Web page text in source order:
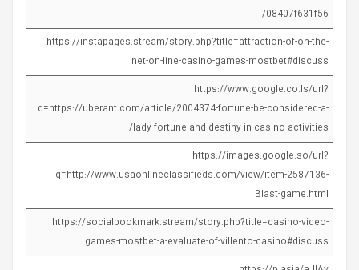
08407f631f56/
https://instapages.stream/story.php?title=attraction-of-on-the-
net-on-line-casino-games-mostbet#discuss
https://www.google.co.ls/url?
q=https://uberant.com/article/2004374-fortune-be-considered-a-
lady-fortune-and-destiny-in-casino-activities/
https://images.google.so/url?
q=http://www.usaonlineclassifieds.com/view/item-2587136-
Blast-game.html
https://socialbookmark.stream/story.php?title=casino-video-
games-mostbet-a-evaluate-of-villento-casino#discuss